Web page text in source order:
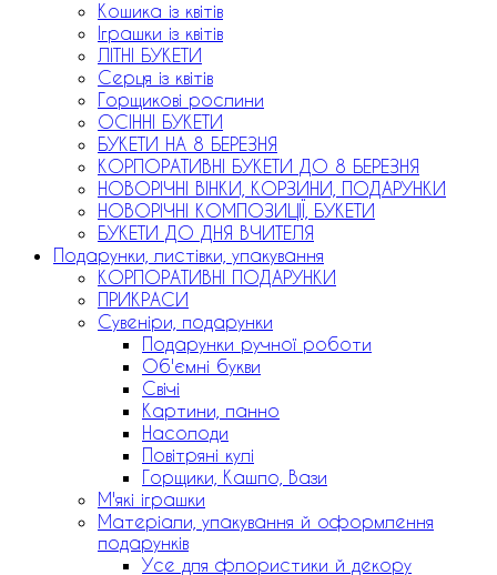
Кошика із квітів
Іграшки із квітів
ЛІТНІ БУКЕТИ
Серця із квітів
Горщикові рослини
ОСІННІ БУКЕТИ
БУКЕТИ НА 8 БЕРЕЗНЯ
КОРПОРАТИВНІ БУКЕТИ ДО 8 БЕРЕЗНЯ
НОВОРІЧНІ ВІНКИ, КОРЗИНИ, ПОДАРУНКИ
НОВОРІЧНІ КОМПОЗИЦІЇ, БУКЕТИ
БУКЕТИ ДО ДНЯ ВЧИТЕЛЯ
Подарунки, листівки, упакування
КОРПОРАТИВНІ ПОДАРУНКИ
ПРИКРАСИ
Сувеніри, подарунки
Подарунки ручної роботи
Об'ємні букви
Свічі
Картини, панно
Насолоди
Повітряні кулі
Горщики, Кашпо, Вази
М'які іграшки
Матеріали, упакування й оформлення
подарунків
Усе для флористики й декору